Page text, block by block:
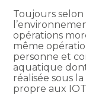
Toujours
opérations
même
personne et
aquatique
réalisée sous
propre aux